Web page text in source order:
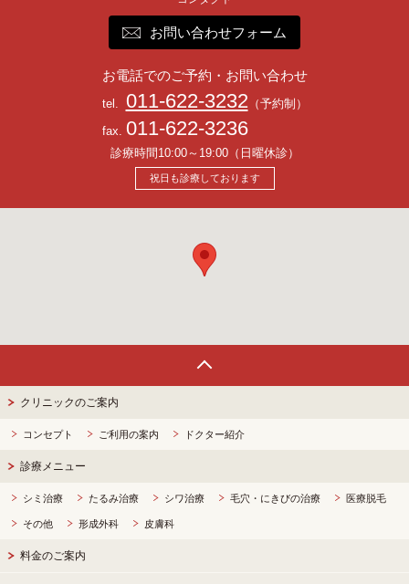
お問い合わせフォーム
お電話でのご予約・お問い合わせ
tel. 011-622-3232（予約制）
fax. 011-622-3236
診療時間10:00～19:00（日曜休診）
祝日も診療しております
クリニックのご案内
コンセプト ご利用の案内 ドクター紹介
診療メニュー
シミ治療 たるみ治療 シワ治療 毛穴・にきびの治療 医療脱毛
その他 形成外科 皮膚科
料金のご案内